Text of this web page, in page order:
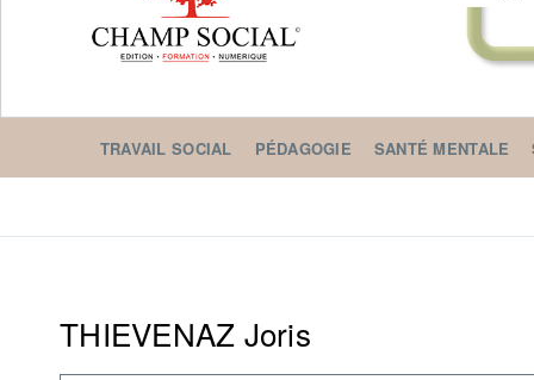
TRAVAIL SOCIAL PÉDAGOGIE SANTÉ MENTALE
THIEVENAZ Joris